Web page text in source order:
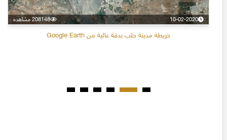
10-02-2020 208148 مشاهدة
خريطة مدينة حلب بدقة عالية من Google Earth